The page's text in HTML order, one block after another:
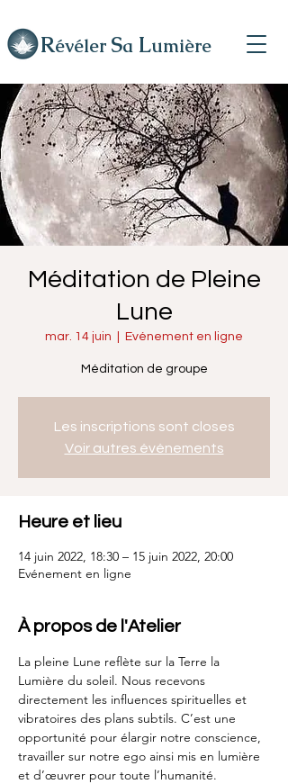
Révéler Sa Lumière
Méditation de Pleine
Lune
mar. 14 juin Evénement en ligne
Méditation de groupe
Les inscriptions sont closes
Voir autres événements
Heure et lieu
14 juin 2022, 18:30 – 15 juin 2022, 20:00
Evénement en ligne
À propos de l'Atelier
La pleine Lune reflète sur la Terre la
Lumière du soleil. Nous recevons
directement les influences spirituelles et
vibratoires des plans subtils. C’est une
opportunité pour élargir notre conscience,
travailler sur notre ego ainsi mis en lumière
et d’œuvrer pour toute l’humanité.